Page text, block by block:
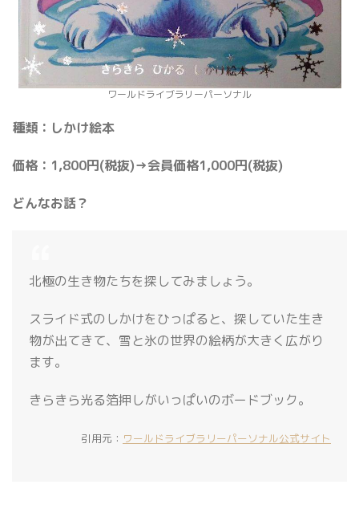
ワールドライブラリーパーソナル
種類：しかけ絵本
価格：1,800円(税抜)→会員価格1,000円(税抜)
どんなお話？
北極の生き物たちを探してみましょう。
スライド式のしかけをひっぱると、探していた生き
物が出てきて、雪と氷の世界の絵柄が大きく広がり
ます。
きらきら光る箔押しがいっぱいのボードブック。
引用元： ワールドライブラリーパーソナル公式サイト